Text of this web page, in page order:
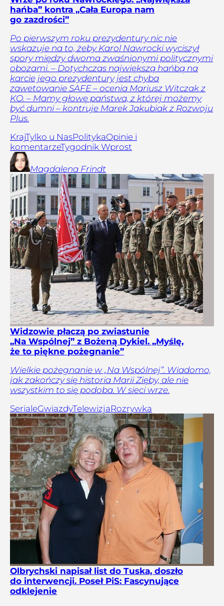
hańba” kontra „Cała Europa nam
go zazdrości”
Po pierwszym roku prezydentury nic nie
wskazuje na to, żeby Karol Nawrocki wyciszył
spory między dwoma zwaśnionymi politycznymi
obozami. – Dotychczas największą hańbą na
karcie jego prezydentury jest chyba
zawetowanie SAFE – ocenia Mariusz Witczak z
KO. – Mamy głowę państwa, z której możemy
być dumni – kontruje Marek Jakubiak z Rozwoju
Plus.
KrajTylko u NasPolitykaOpinie i
komentarzeTygodnik Wprost
Magdalena Frindt
Widzowie płaczą po zwiastunie
„Na Wspólnej” z Bożeną Dykiel. „Myślę,
że to piękne pożegnanie”
Wielkie pożegnanie w „Na Wspólnej”. Wiadomo,
jak zakończy się historia Marii Zięby, ale nie
wszystkim to się podoba. W sieci wrze.
SerialeGwiazdyTelewizjaRozrywka
Olbrychski napisał list do Tuska, doszło
do interwencji. Poseł PiS: Fascynujące
odklejenie